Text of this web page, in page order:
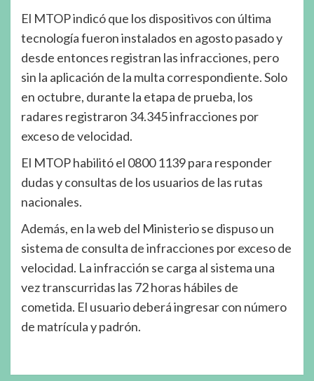
El MTOP indicó que los dispositivos con última
tecnología fueron instalados en agosto pasado y
desde entonces registran las infracciones, pero
sin la aplicación de la multa correspondiente. Solo
en octubre, durante la etapa de prueba, los
radares registraron 34.345 infracciones por
exceso de velocidad.
El MTOP habilitó el 0800 1139 para responder
dudas y consultas de los usuarios de las rutas
nacionales.
Además, en la web del Ministerio se dispuso un
sistema de consulta de infracciones por exceso de
velocidad. La infracción se carga al sistema una
vez transcurridas las 72 horas hábiles de
cometida. El usuario deberá ingresar con número
de matrícula y padrón.